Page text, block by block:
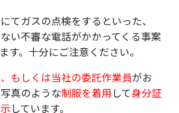
てガスの点検をするといった、
い不審な電話がかかってくる事案
す。十分にご注意ください。
もしくは当社の委託作業員がお
真のような制服を着用 して身分証
しています。